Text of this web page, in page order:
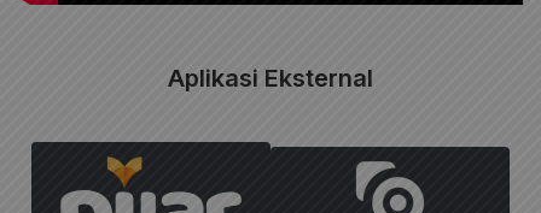
Aplikasi Eksternal